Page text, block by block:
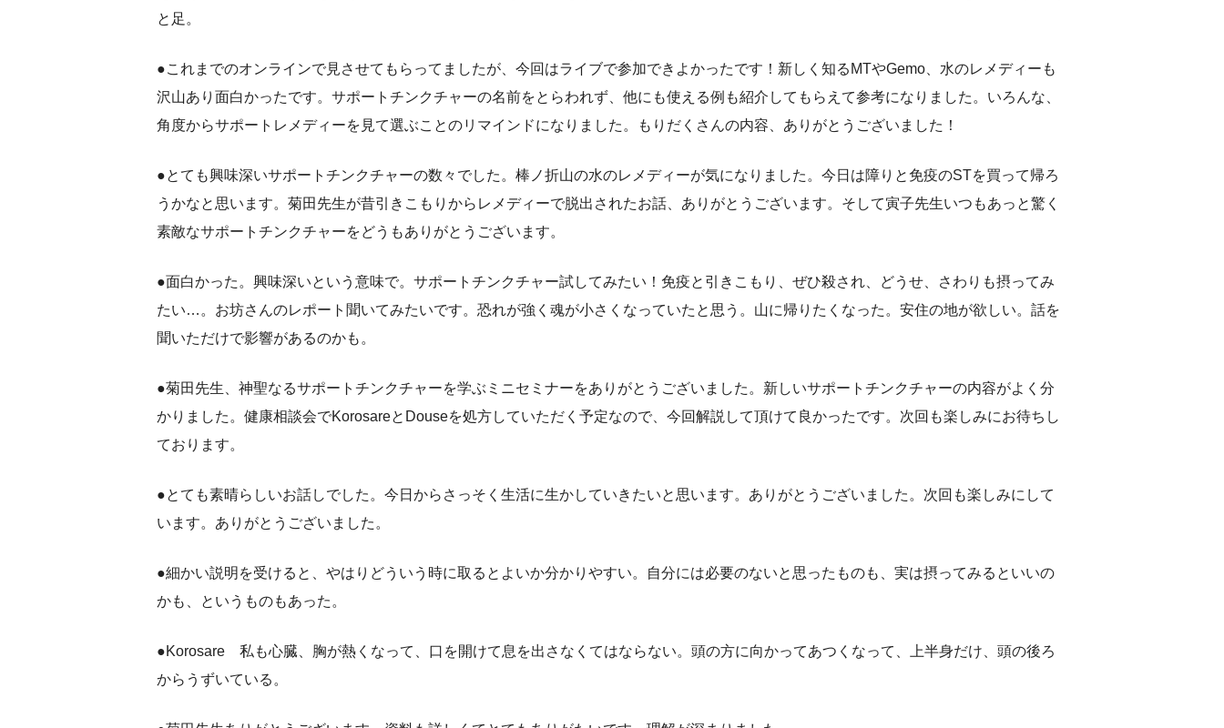
と足。
●これまでのオンラインで見させてもらってましたが、今回はライブで参加できよかったです！新しく知るMTやGemo、水のレメディーも
沢山あり面白かったです。サポートチンクチャーの名前をとらわれず、他にも使える例も紹介してもらえて参考になりました。いろんな、
角度からサポートレメディーを見て選ぶことのリマインドになりました。もりだくさんの内容、ありがとうございました！
●とても興味深いサポートチンクチャーの数々でした。棒ノ折山の水のレメディーが気になりました。今日は障りと免疫のSTを買って帰ろ
うかなと思います。菊田先生が昔引きこもりからレメディーで脱出されたお話、ありがとうございます。そして寅子先生いつもあっと驚く
素敵なサポートチンクチャーをどうもありがとうございます。
●面白かった。興味深いという意味で。サポートチンクチャー試してみたい！免疫と引きこもり、ぜひ殺され、どうせ、さわりも摂ってみ
たい…。お坊さんのレポート聞いてみたいです。恐れが強く魂が小さくなっていたと思う。山に帰りたくなった。安住の地が欲しい。話を
聞いただけで影響があるのかも。
●菊田先生、神聖なるサポートチンクチャーを学ぶミニセミナーをありがとうございました。新しいサポートチンクチャーの内容がよく分
かりました。健康相談会でKorosareとDouseを処方していただく予定なので、今回解説して頂けて良かったです。次回も楽しみにお待ちし
ております。
●とても素晴らしいお話しでした。今日からさっそく生活に生かしていきたいと思います。ありがとうございました。次回も楽しみにして
います。ありがとうございました。
●細かい説明を受けると、やはりどういう時に取るとよいか分かりやすい。自分には必要のないと思ったものも、実は摂ってみるといいの
かも、というものもあった。
●Korosare 私も心臓、胸が熱くなって、口を開けて息を出さなくてはならない。頭の方に向かってあつくなって、上半身だけ、頭の後ろ
からうずいている。